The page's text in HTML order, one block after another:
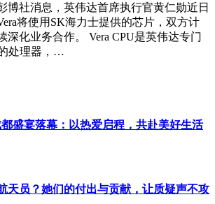
博社消息，英伟达首席执行官黄仁勋近日
将使用SK海力士提供的芯片，双方计
深化业务合作。 Vera CPU是英伟达专门
处理器，…
盛宴落幕：以热爱启程，共赴美好生活
天员？她们的付出与贡献，让质疑声不攻